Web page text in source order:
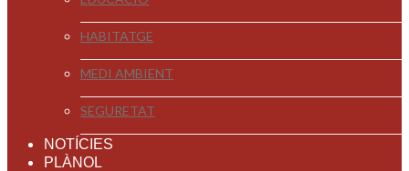
HABITATGE
MEDI AMBIENT
SEGURETAT
NOTÍCIES
PLÀNOL